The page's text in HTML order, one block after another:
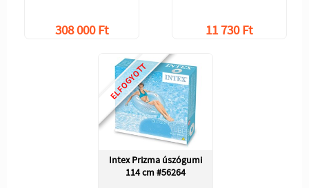
308 000 Ft 11 730 Ft
ELFOGYOTT
Intex Prizma úszógumi
114 cm #56264